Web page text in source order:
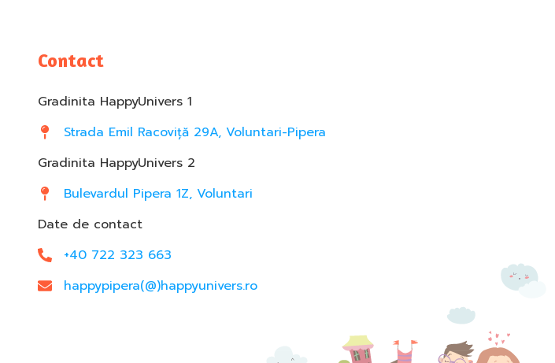
Contact
Gradinita HappyUnivers 1
Strada Emil Racoviță 29A, Voluntari-Pipera
Gradinita HappyUnivers 2
Bulevardul Pipera 1Z, Voluntari
Date de contact
+40 722 323 663
happypipera(@)happyunivers.ro